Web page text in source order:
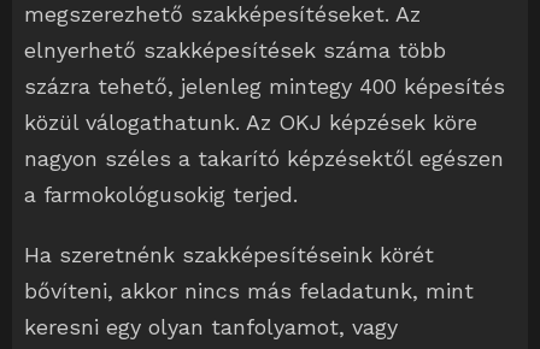
megszerezhető szakképesítéseket. Az
elnyerhető szakképesítések száma több
százra tehető, jelenleg mintegy 400 képesítés
közül válogathatunk. Az OKJ képzések köre
nagyon széles a takarító képzésektől egészen
a farmokológusokig terjed.
Ha szeretnénk szakképesítéseink körét
bővíteni, akkor nincs más feladatunk, mint
keresni egy olyan tanfolyamot, vagy